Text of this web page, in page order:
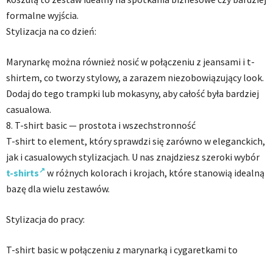
formalne wyjścia.
Stylizacja na co dzień:
Marynarkę można również nosić w połączeniu z jeansami i t-
shirtem, co tworzy stylowy, a zarazem niezobowiązujący look.
Dodaj do tego trampki lub mokasyny, aby całość była bardziej
casualowa.
8. T-shirt basic — prostota i wszechstronność
T-shirt to element, który sprawdzi się zarówno w eleganckich,
jak i casualowych stylizacjach. U nas znajdziesz szeroki wybór
t-shirts
w różnych kolorach i krojach, które stanowią idealną
bazę dla wielu zestawów.
Stylizacja do pracy:
T-shirt basic w połączeniu z marynarką i cygaretkami to